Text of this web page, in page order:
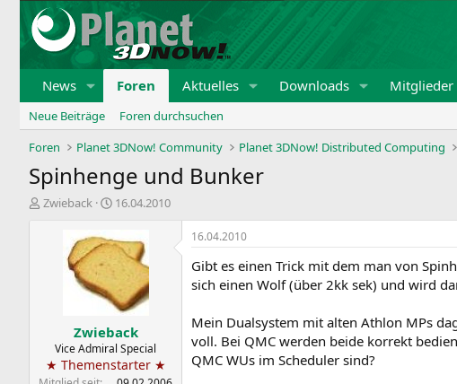
News Foren Aktuelles Downloads Mitglieder
Neue Beiträge
Foren durchsuchen
Foren
Planet 3DNow! Community Planet 3DNow! Distributed Computing
Spinhenge und Bunker
E
Zwieback
E
t
l
t
a
m
16.04.2010
Zwieback
Vice Admiral Special
★ Themenstarter ★
16.04.2010
Gibt es einen Trick mit dem man von
sich einen Wolf (über 2kk sek) und wird
Mein Dualsystem mit alten Athlon MPs
voll. Bei QMC werden beide korrekt
QMC WUs im Scheduler sind?